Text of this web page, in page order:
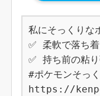
私にそっくりな
✅ 柔軟で落ち
✅ 持ち前の粘
#ポケモンそっ
https://